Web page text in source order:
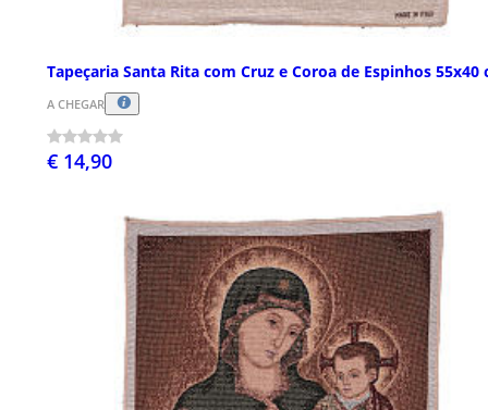
Tapeçaria Santa Rita com Cruz e Coroa de Espinhos 55x40
A CHEGAR
€ 14,90